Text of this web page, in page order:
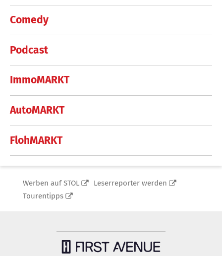
Comedy
Podcast
ImmoMARKT
AutoMARKT
FlohMARKT
Werben auf STOL
Leserreporter werden
Tourentipps